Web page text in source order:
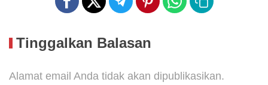
Tinggalkan Balasan
Alamat email Anda tidak akan dipublikasikan.